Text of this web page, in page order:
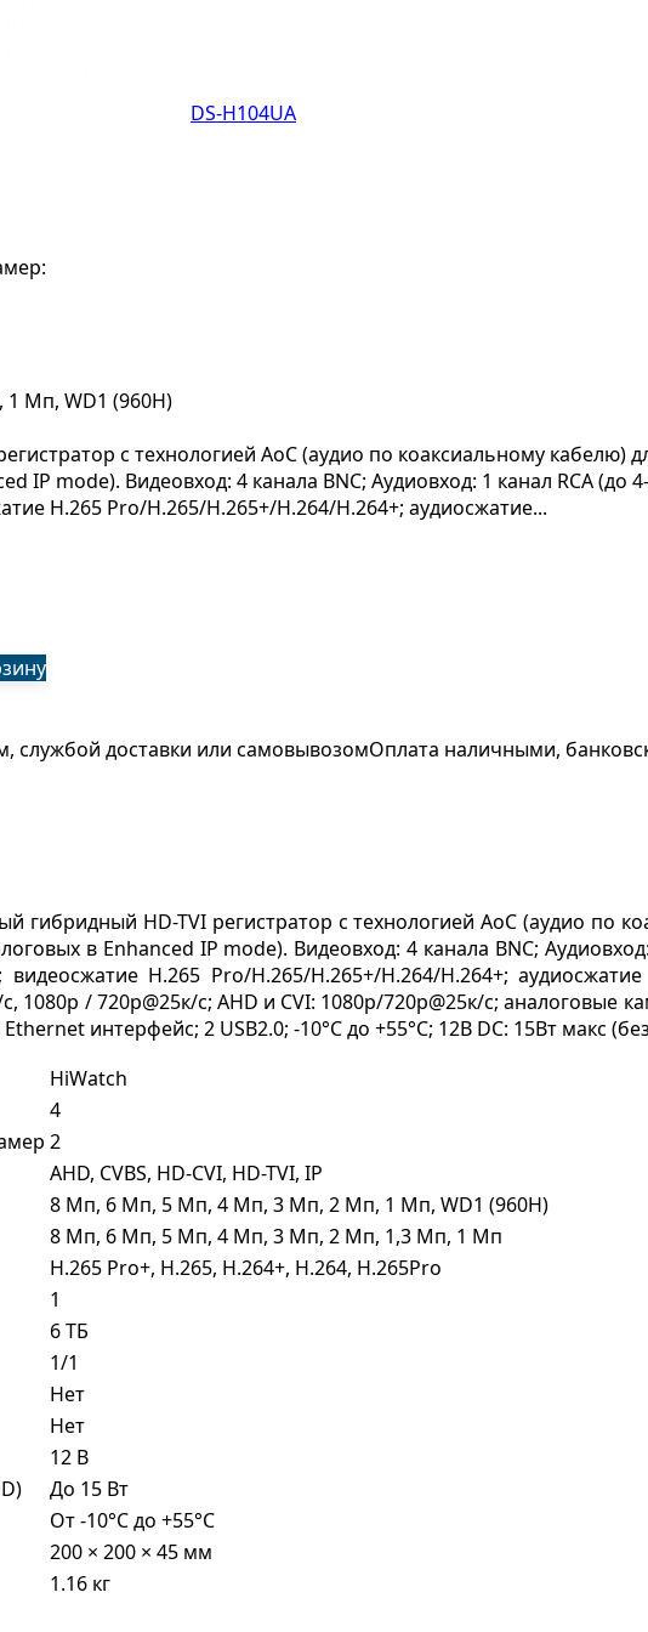
Мп, WD1 (960H)
с технологией AoC (аудио по коаксиальному кабелю)
IP mode). Видеовход: 4 канала BNC; Аудиовход: 1 канал RCA (до
H.265 Pro/H.265/H.265+/H.264/H.264+; аудиосжатие...
службой доставки или самовывозомОплата наличными,
гибридный HD-TVI регистратор с технологией AoC (аудио по
в Enhanced IP mode). Видеовход: 4 канала BNC;
H.265 Pro/H.265/H.265+/H.264/H.264+;
1080p / 720p@25к/с; AHD и CVI: 1080p/720p@25к/с; аналоговые
интерфейс; 2 USB2.0; -10°C до +55°C; 12В DC: 15Вт макс
HiWatch
4
2
AHD, CVBS, HD-CVI, HD-TVI, IP
8 Мп, 6 Мп, 5 Мп, 4 Мп, 3 Мп, 2 Мп, 1 Мп, WD1 (960H)
8 Мп, 6 Мп, 5 Мп, 4 Мп, 3 Мп, 2 Мп, 1,3 Мп, 1 Мп
H.265 Pro+, H.265, H.264+, H.264, H.265Pro
1
6 ТБ
1/1
Нет
Нет
12 В
До 15 Вт
От -10°C до +55°C
200 × 200 × 45 мм
1.16 кг